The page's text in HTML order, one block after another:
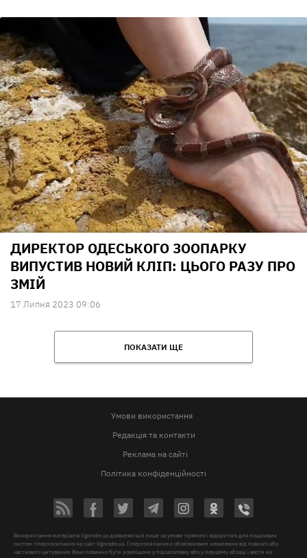
ДИРЕКТОР ОДЕСЬКОГО ЗООПАРКУ
ВИПУСТИВ НОВИЙ КЛІП: ЦЬОГО РАЗУ ПРО
ЗМІЙ
17 Липня 2023 09:06
ПОКАЗАТИ ЩЕ
Умови використання
Редакція та контакти
Реклама на сайті
Політика конфіденційності
Використання матеріалів Vgorode.ua дозволяється лише за умови прямого і відкритого для пошукових
систем гіперпосилання на сайт Vgorode.ua. Гіперпосилання є обов'язковим незалежно від повного або
часткового цитування. Воно повинно бути розміщене у підзаголовку або у першому абзаці і вести на